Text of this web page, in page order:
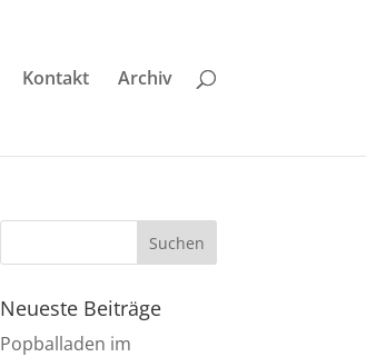
Kontakt Archiv
Neueste Beiträge
Popballaden im